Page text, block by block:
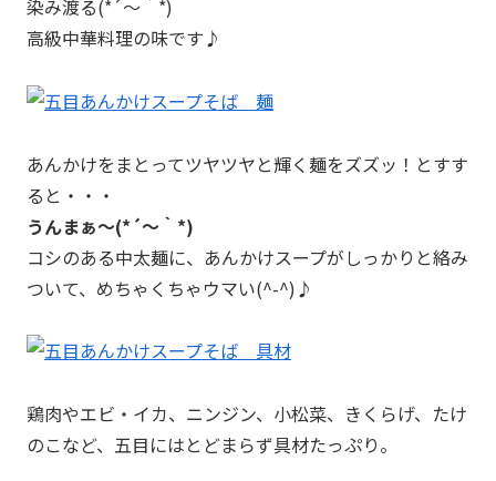
染み渡る(*´～｀*)
高級中華料理の味です♪
あんかけをまとってツヤツヤと輝く麺をズズッ！とすす
ると・・・
うんまぁ～(*´～｀*)
コシのある中太麺に、あんかけスープがしっかりと絡み
ついて、めちゃくちゃウマい(^-^)♪
鶏肉やエビ・イカ、ニンジン、小松菜、きくらげ、たけ
のこなど、五目にはとどまらず具材たっぷり。